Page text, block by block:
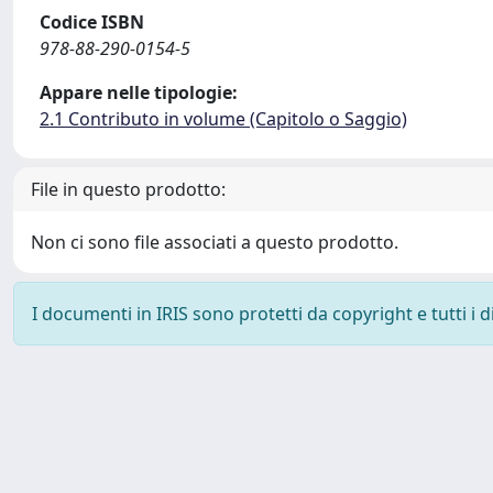
Codice ISBN
978-88-290-0154-5
Appare nelle tipologie:
2.1 Contributo in volume (Capitolo o Saggio)
File in questo prodotto:
Non ci sono file associati a questo prodotto.
I documenti in IRIS sono protetti da copyright e tutti i